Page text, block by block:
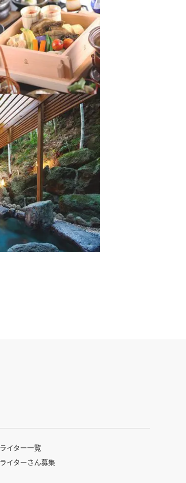
ライター一覧
ライターさん募集